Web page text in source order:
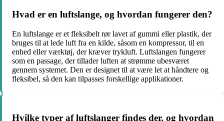
Hvad er en luftslange, og hvordan fungerer den?
En luftslange er et fleksibelt rør lavet af gummi eller plastik, der
bruges til at lede luft fra en kilde, såsom en kompressor, til en
enhed eller værktøj, der kræver trykluft. Luftslangen fungerer
som en passage, der tillader luften at strømme ubesværet
gennem systemet. Den er designet til at være let at håndtere og
fleksibel, så den kan tilpasses forskellige applikationer.
Hvilke typer af luftslanger findes der, og hvordan